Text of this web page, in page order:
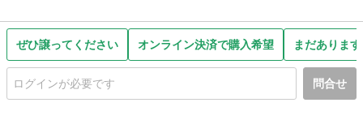
ぜひ譲ってください オンライン決済で購入希望 まだありま
問合せ